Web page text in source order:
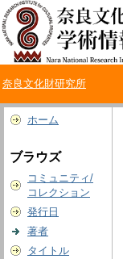
奈良文化財研究所
ホーム
ブラウズ
コミュニティ/
コレクション
発行日
著者
タイトル